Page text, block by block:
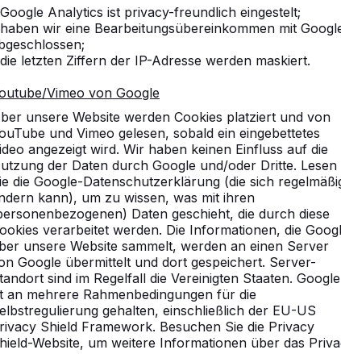
Analytics ist privacy-freundlich eingestelt;
wir eine Bearbeitungsübereinkommen mit
letzten Ziffern der IP-Adresse werden maskiert.
Vimeo von Google
unsere Website werden Cookies platziert und von
und Vimeo gelesen, sobald ein eingebettetes
angezeigt wird. Wir haben keinen Einfluss auf die
der Daten durch Google und/oder Dritte. Lesen
die Google-Datenschutzerklärung (die sich
kann), um zu wissen, was mit ihren
Daten geschieht, die durch diese
verarbeitet werden. Die Informationen, die
unsere Website sammelt, werden an einen Server
Google übermittelt und dort gespeichert. Server-
sind im Regelfall die Vereinigten Staaten. Google
an mehrere Rahmenbedingungen für die
gehalten, einschließlich der EU-US
Shield Framework. Besuchen Sie die Privacy
Website, um weitere Informationen über das
Sie unser komplettes